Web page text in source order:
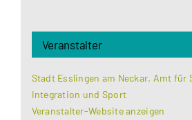
Veranstalter
Stadt Esslingen am Neckar. Amt für
Integration und Sport
Veranstalter-Website anzeigen